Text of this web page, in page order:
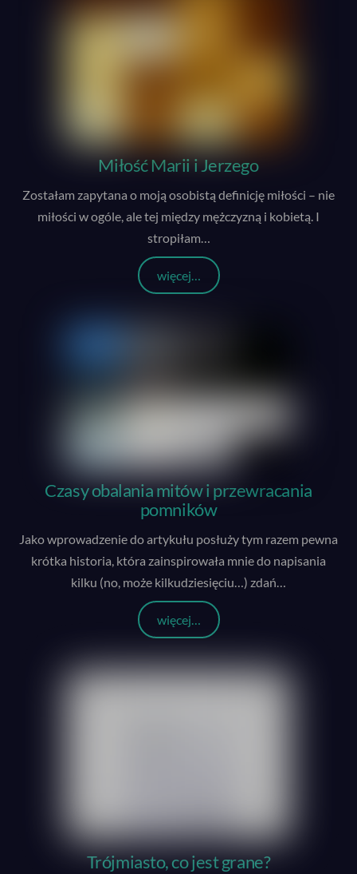
Miłość Marii i Jerzego
Zostałam zapytana o moją osobistą definicję miłości – nie
miłości w ogóle, ale tej między mężczyzną i kobietą. I
stropiłam…
więcej…
Czasy obalania mitów i przewracania
pomników
Jako wprowadzenie do artykułu posłuży tym razem pewna
krótka historia, która zainspirowała mnie do napisania
kilku (no, może kilkudziesięciu…) zdań
więcej…
Trójmiasto, co jest grane?